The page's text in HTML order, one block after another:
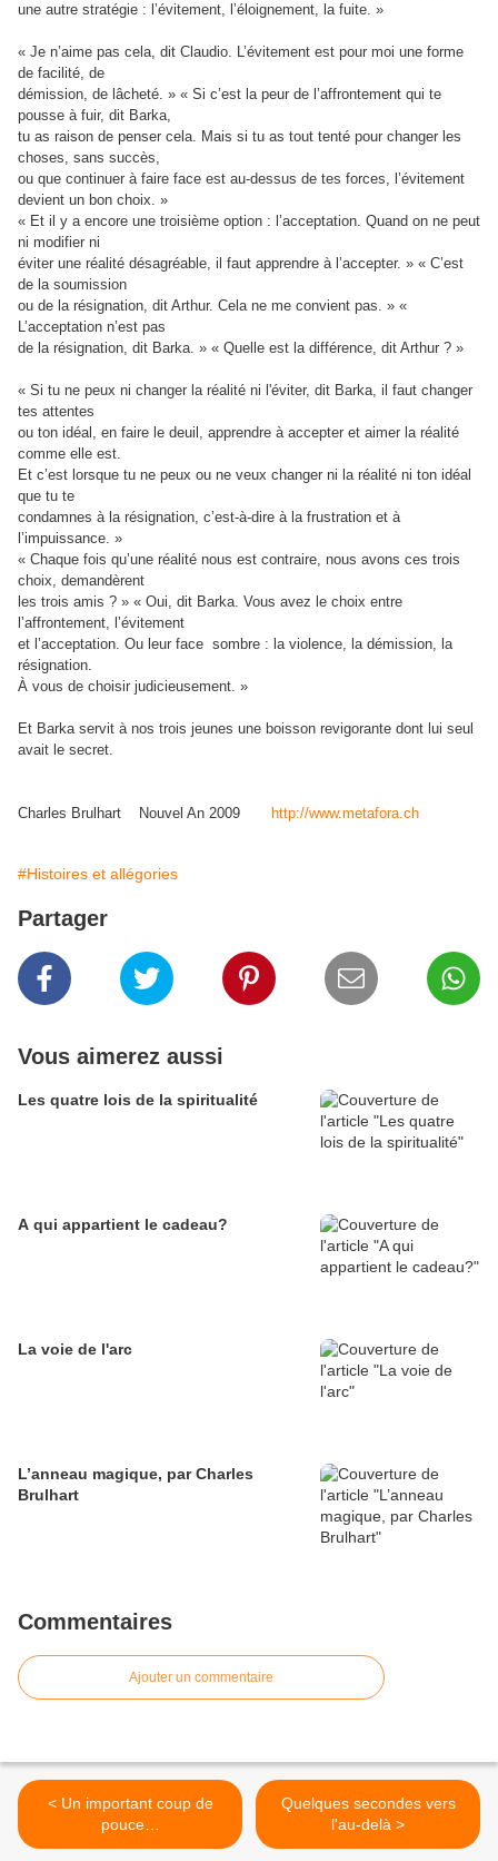
une autre stratégie : l’évitement, l’éloignement, la fuite. »
« Je n’aime pas cela, dit Claudio. L’évitement est pour moi une forme
de facilité, de
démission, de lâcheté. » « Si c’est la peur de l’affrontement qui te
pousse à fuir, dit Barka,
tu as raison de penser cela. Mais si tu as tout tenté pour changer les
choses, sans succès,
ou que continuer à faire face est au‐dessus de tes forces, l’évitement
devient un bon choix. »
« Et il y a encore une troisième option : l’acceptation. Quand on ne peut
ni modifier ni
éviter une réalité désagréable, il faut apprendre à l’accepter. » « C’est
de la soumission
ou de la résignation, dit Arthur. Cela ne me convient pas. » «
L’acceptation n’est pas
de la résignation, dit Barka. » « Quelle est la différence, dit Arthur ? »
« Si tu ne peux ni changer la réalité ni l'éviter, dit Barka, il faut changer
tes attentes
ou ton idéal, en faire le deuil, apprendre à accepter et aimer la réalité
comme elle est.
Et c’est lorsque tu ne peux ou ne veux changer ni la réalité ni ton idéal
que tu te
condamnes à la résignation, c’est‐à‐dire à la frustration et à
l’impuissance. »
« Chaque fois qu’une réalité nous est contraire, nous avons ces trois
choix, demandèrent
les trois amis ? » « Oui, dit Barka. Vous avez le choix entre
l’affrontement, l’évitement
et l’acceptation. Ou leur face sombre : la violence, la démission, la
résignation.
À vous de choisir judicieusement. »
Et Barka servit à nos trois jeunes une boisson revigorante dont lui seul
avait le secret.
Charles Brulhart Nouvel An 2009 http://www.metafora.ch
#Histoires et allégories
Partager
Vous aimerez aussi
Les quatre lois de la spiritualité
A qui appartient le cadeau?
La voie de l'arc
L’anneau magique, par Charles
Brulhart
Commentaires
Ajouter un commentaire
< Un important coup de
pouce…
Quelques secondes vers
l'au-delà >